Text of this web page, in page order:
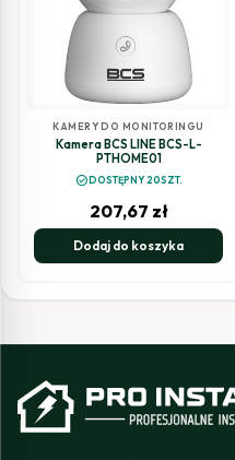
KAMERY DO MONITORINGU
Kamera BCS LINE BCS-L-
PTHOME01
check_circle DOSTĘPNY 20SZT.
207,67 zł
Dodaj do koszyka